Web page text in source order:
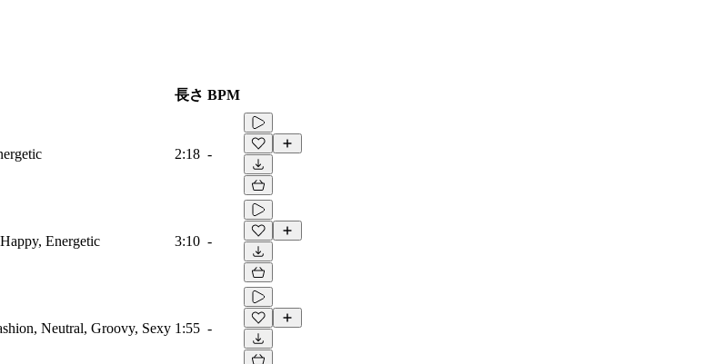
長さ BPM
2:18 -
Energetic 3:10 -
Neutral, Groovy, Sexy 1:55 -